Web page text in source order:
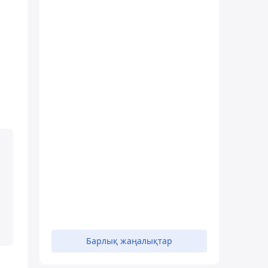
Барлық жаңалықтар